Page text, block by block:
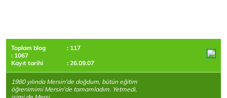
Toplam blog
: 117
: 1067
Kayıt tarihi
: 26.09.07
1980 yılında Mersin'de doğdum, bütün eğitim
öğrenimimi Mersin'de tamamladım. Yetmedi,